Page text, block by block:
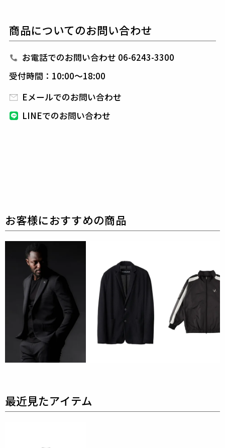
い衿の状態を保つことができ、且つきちんと仕立てら
れた見た目になり、デザインのアクセントにもなりま
す。
AMFステッチとはAmerican Machine and Foundry社
が開発した、AMFミシン(手縫い風ミシン)を使用し、
手仕事の柔らかさや温かみを再現したステッチのこと
シルエットに加え、ストレッチ素材と3Dパターン＆
生産国：日本
FLANNEL 2WAY
表地 : ポリエステル70% レーヨン26% ポリウレタン
裏地 : キュプラ100%
袖裏 : ポリエステル100%
綺麗目な外観、ふんわりとした柔らかなタッチと
2W
AYストレッチによる快適な履き心地を実現したソフト
フランネル素材です。
商品についてのお問い合わせ
お電話でのお問い合わせ 06-6243-3300
受付時間：10:00～18:00
Eメールでのお問い合わせ
LINEでのお問い合わせ